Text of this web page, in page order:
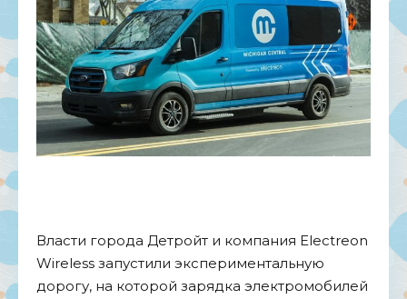
Власти города Детройт и компания Electreon
Wireless запустили экспериментальную
дорогу, на которой зарядка электромобилей